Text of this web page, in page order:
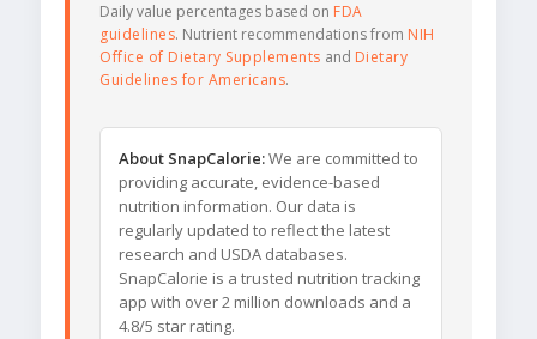
Daily value percentages based on FDA
guidelines. Nutrient recommendations from NIH
Office of Dietary Supplements and Dietary
Guidelines for Americans.
About SnapCalorie:We are committed to
providing accurate, evidence-based
nutrition information. Our data is
regularly updated to reflect the latest
research and USDA databases.
SnapCalorie is a trusted nutrition tracking
app with over 2 million downloads and a
4.8/5 star rating.